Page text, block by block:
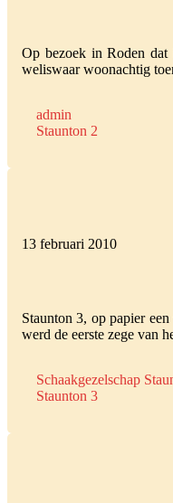
Op bezoek in Roden
weliswaar woonachtig
admin
Staunton 2
13 februari 2010
Staunton 3, op papier
werd de eerste zege van
Schaakgezelschap
Staunton 3